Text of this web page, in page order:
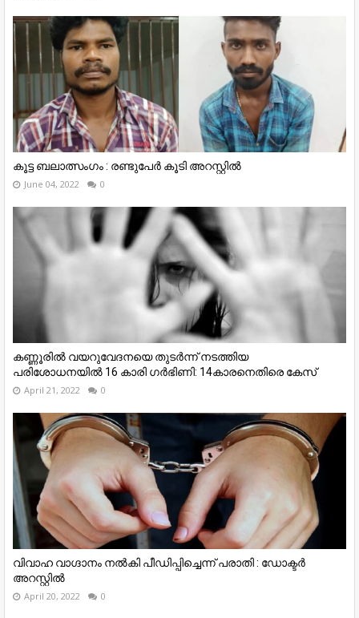
കൂട്ട ബലാത്സംഗം : രണ്ടുപേർ കൂടി അറസ്റ്റിൽ
June 04, 2022 0
കണ്ണൂരിൽ വയറുവേദനയെ തുടർന്ന് നടത്തിയ
പരിശോധനയിൽ 16 കാരി ഗർഭിണി: 14കാരനെതിരെ കേസ്
April 21, 2022 0
വിവാഹ വാഗ്ദാനം നൽകി പീഡിപ്പിച്ചെന്ന് പരാതി : ഡോക്ടർ
അറസ്റ്റിൽ
April 20, 2022 0